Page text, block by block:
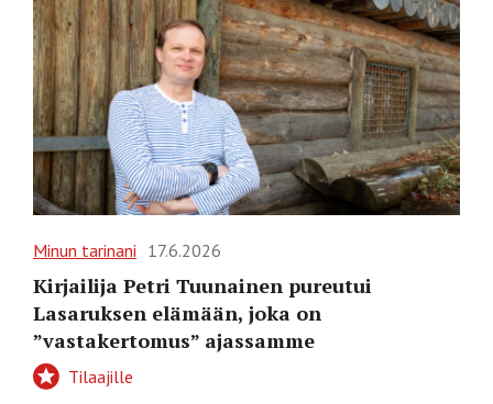
Minun tarinani 17.6.2026
Kirjailija Petri Tuunainen pureutui
Lasaruksen elämään, joka on
”vastakertomus” ajassamme
Tilaajille